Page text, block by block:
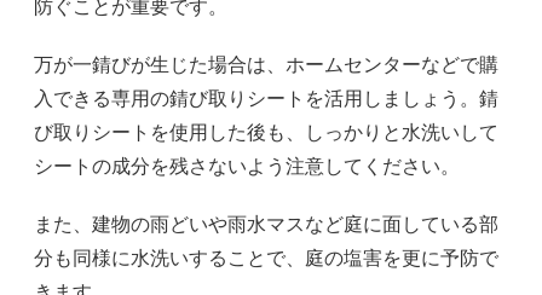
防ぐことが重要です。
万が一錆びが生じた場合は、ホームセンターなどで購
入できる専用の錆び取りシートを活用しましょう。錆
び取りシートを使用した後も、しっかりと水洗いして
シートの成分を残さないよう注意してください。
また、建物の雨どいや雨水マスなど庭に面している部
分も同様に水洗いすることで、庭の塩害を更に予防で